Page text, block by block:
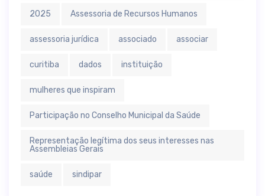
2025 Assessoria de Recursos Humanos
assessoria jurídica associado associar
curitiba dados instituição
mulheres que inspiram
Participação no Conselho Municipal da Saúde
Representação legítima dos seus interesses nas
Assembleias Gerais
saúde sindipar